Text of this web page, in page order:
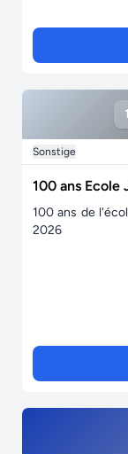
Sonstige
100 ans Ecole
100 ans de
2026